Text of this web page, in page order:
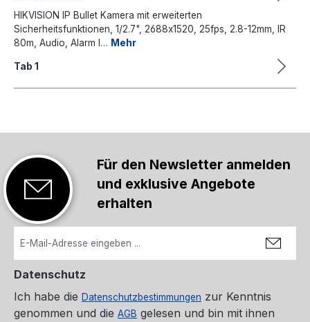
HIKVISION IP Bullet Kamera mit erweiterten
Sicherheitsfunktionen, 1/2.7", 2688x1520, 25fps, 2.8-12mm, IR
80m, Audio, Alarm I… Mehr
Tab 1
Für den Newsletter anmelden
und exklusive Angebote
erhalten
Datenschutz
Ich habe die Datenschutzbestimmungen zur Kenntnis
genommen und die AGB gelesen und bin mit ihnen